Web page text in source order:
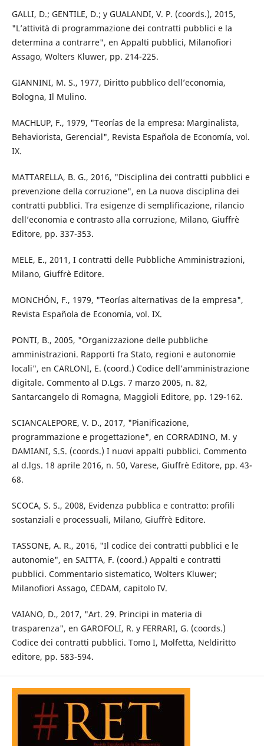
GALLI, D.; GENTILE, D.; y GUALANDI, V. P. (coords.), 2015,
"L’attività di programmazione dei contratti pubblici e la
determina a contrarre", en Appalti pubblici, Milanofiori
Assago, Wolters Kluwer, pp. 214-225.
GIANNINI, M. S., 1977, Diritto pubblico dell’economia,
Bologna, Il Mulino.
MACHLUP, F., 1979, "Teorías de la empresa: Marginalista,
Behaviorista, Gerencial", Revista Española de Economía, vol.
IX.
MATTARELLA, B. G., 2016, "Disciplina dei contratti pubblici e
prevenzione della corruzione", en La nuova disciplina dei
contratti pubblici. Tra esigenze di semplificazione, rilancio
dell’economia e contrasto alla corruzione, Milano, Giuffrè
Editore, pp. 337-353.
MELE, E., 2011, I contratti delle Pubbliche Amministrazioni,
Milano, Giuffrè Editore.
MONCHÓN, F., 1979, "Teorías alternativas de la empresa",
Revista Española de Economía, vol. IX.
PONTI, B., 2005, "Organizzazione delle pubbliche
amministrazioni. Rapporti fra Stato, regioni e autonomie
locali", en CARLONI, E. (coord.) Codice dell’amministrazione
digitale. Commento al D.Lgs. 7 marzo 2005, n. 82,
Santarcangelo di Romagna, Maggioli Editore, pp. 129-162.
SCIANCALEPORE, V. D., 2017, "Pianificazione,
programmazione e progettazione", en CORRADINO, M. y
DAMIANI, S.S. (coords.) I nuovi appalti pubblici. Commento
al d.lgs. 18 aprile 2016, n. 50, Varese, Giuffrè Editore, pp. 43-
68.
SCOCA, S. S., 2008, Evidenza pubblica e contratto: profili
sostanziali e processuali, Milano, Giuffrè Editore.
TASSONE, A. R., 2016, "Il codice dei contratti pubblici e le
autonomie", en SAITTA, F. (coord.) Appalti e contratti
pubblici. Commentario sistematico, Wolters Kluwer;
Milanofiori Assago, CEDAM, capitolo IV.
VAIANO, D., 2017, "Art. 29. Principi in materia di
trasparenza", en GAROFOLI, R. y FERRARI, G. (coords.)
Codice dei contratti pubblici. Tomo I, Molfetta, Neldiritto
editore, pp. 583-594.